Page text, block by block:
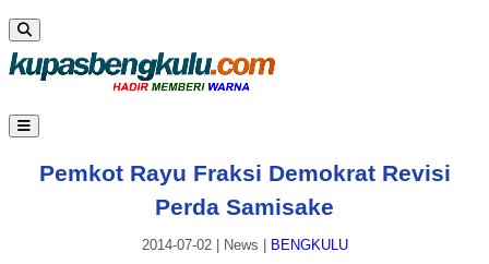
Pemkot Rayu Fraksi Demokrat Revisi
Perda Samisake
2014-07-02| News BENGKULU